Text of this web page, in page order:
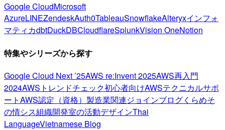
Google CloudMicrosoft
AzureLINEZendeskAuth0TableauSnowflakeAlteryxインフォ
マティカdbtDuckDBCloudflareSplunkVision OneNotion
特集やシリーズから探す
Google Cloud Next ’25AWS re:Invent 2025AWS再入門
2024AWSトレンドチェック初心者向けAWSテクニカルサポ
ートAWS認定（資格） 製造業関連ジョインブログくらめそ
の情シス組織開発室の活動デザインThai
LanguageVietnamese Blog